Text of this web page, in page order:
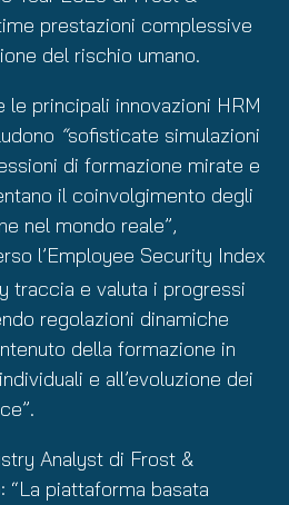
prestazioni complessive
del rischio umano.
le principali innovazioni HRM
“sofisticate simulazioni
di formazione mirate e
il coinvolgimento degli
nel mondo reale”,
l’Employee Security Index
traccia e valuta i progressi
regolazioni dinamiche
della formazione in
e all’evoluzione dei
Analyst di Frost &
“La piattaforma basata